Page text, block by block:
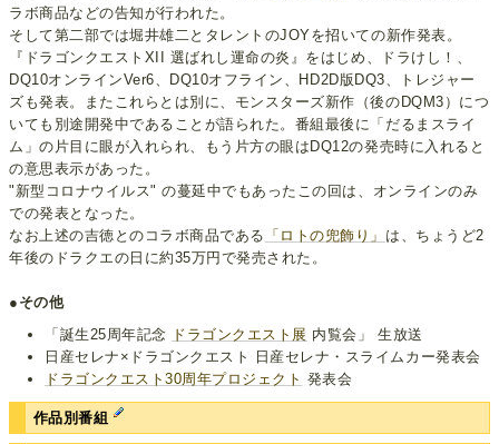
ラボ商品などの告知が行われた。
そして第二部では堀井雄二とタレントのJOYを招いての新作発表。
『ドラゴンクエストXII 選ばれし運命の炎』をはじめ、ドラけし！、
DQ10オンラインVer6、DQ10オフライン、HD2D版DQ3、トレジャー
ズも発表。またこれらとは別に、モンスターズ新作（後のDQM3）につ
いても別途開発中であることが語られた。番組最後に「だるまスライ
ム」の片目に眼が入れられ、もう片方の眼はDQ12の発売時に入れると
の意思表示があった。
"新型コロナウイルス" の蔓延中でもあったこの回は、オンラインのみ
での発表となった。
なお上述の吉徳とのコラボ商品である 「ロトの兜飾り」 は、ちょうど2
年後のドラクエの日に約35万円で発売された。
●その他
「誕生25周年記念 ドラゴンクエスト展 内覧会」 生放送
日産セレナ×ドラゴンクエスト 日産セレナ・スライムカー発表会
ドラゴンクエスト30周年プロジェクト 発表会
作品別番組